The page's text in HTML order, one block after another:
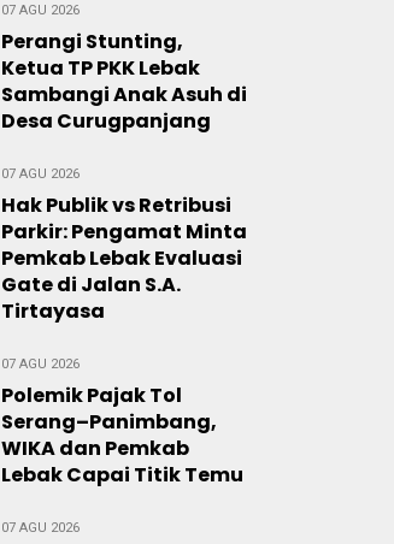
07 AGU 2026
Perangi Stunting,
Ketua TP PKK Lebak
Sambangi Anak Asuh di
Desa Curugpanjang
07 AGU 2026
Hak Publik vs Retribusi
Parkir: Pengamat Minta
Pemkab Lebak Evaluasi
Gate di Jalan S.A.
Tirtayasa
07 AGU 2026
Polemik Pajak Tol
Serang–Panimbang,
WIKA dan Pemkab
Lebak Capai Titik Temu
07 AGU 2026